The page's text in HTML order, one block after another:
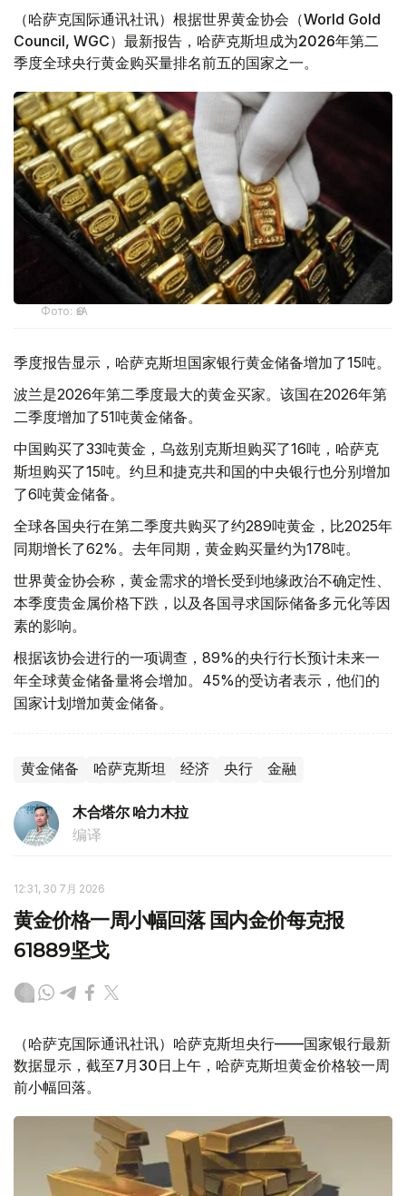
（哈萨克国际通讯社讯）根据世界黄金协会（World Gold
Council, WGC）最新报告，哈萨克斯坦成为2026年第二
季度全球央行黄金购买量排名前五的国家之一。
Фото: ӨзА
季度报告显示，哈萨克斯坦国家银行黄金储备增加了15吨。
波兰是2026年第二季度最大的黄金买家。该国在2026年第
二季度增加了51吨黄金储备。
中国购买了33吨黄金，乌兹别克斯坦购买了16吨，哈萨克
斯坦购买了15吨。约旦和捷克共和国的中央银行也分别增加
了6吨黄金储备。
全球各国央行在第二季度共购买了约289吨黄金，比2025年
同期增长了62%。去年同期，黄金购买量约为178吨。
世界黄金协会称，黄金需求的增长受到地缘政治不确定性、
本季度贵金属价格下跌，以及各国寻求国际储备多元化等因
素的影响。
根据该协会进行的一项调查，89%的央行行长预计未来一
年全球黄金储备量将会增加。45%的受访者表示，他们的
国家计划增加黄金储备。
黄金储备 哈萨克斯坦 经济 央行 金融
木合塔尔 哈力木拉
编译
12:31, 30 7月 2026
黄金价格一周小幅回落 国内金价每克报
61889坚戈
（哈萨克国际通讯社讯）哈萨克斯坦央行——国家银行最新
数据显示，截至7月30日上午，哈萨克斯坦黄金价格较一周
前小幅回落。